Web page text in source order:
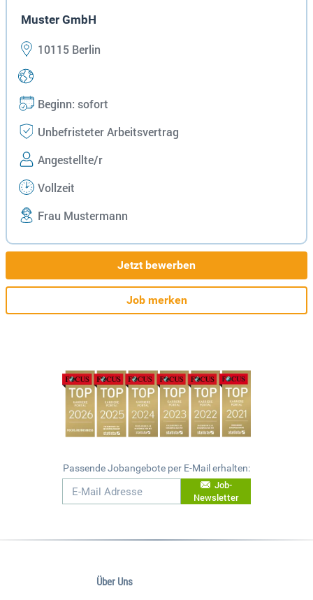
Muster GmbH
10115 Berlin
Beginn: sofort
Unbefristeter Arbeitsvertrag
Angestellte/r
Vollzeit
Frau Mustermann
Jetzt bewerben
Job merken
Passende Jobangebote per E-Mail erhalten:
Job-
Newsletter
Über Uns